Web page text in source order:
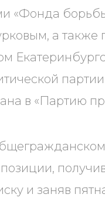
«Фонда
а также
в «Партию
и заняв